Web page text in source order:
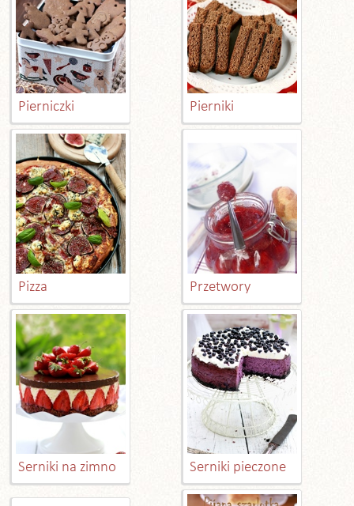
Pierniczki Pierniki
Pizza Przetwory
Serniki na zimno Serniki pieczone